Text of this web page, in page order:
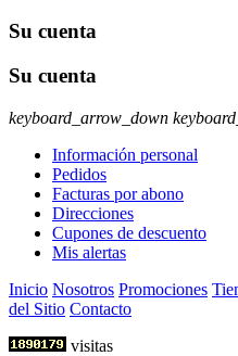
Su cuenta
Su cuenta
keyboard_arrow_down
Información personal
Pedidos
Facturas por abono
Direcciones
Cupones de descuento
Mis alertas
Inicio Nosotros Promociones
del Sitio Contacto
visitas